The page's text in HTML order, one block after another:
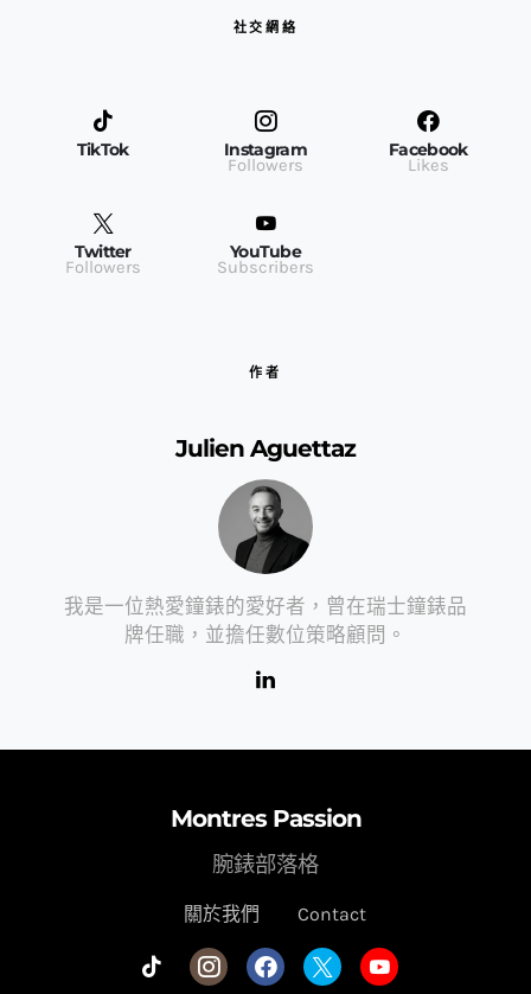
社交網絡
TikTok Instagram
Followers
Facebook
Likes
Twitter
Followers
YouTube
Subscribers
作者
Julien Aguettaz
我是一位熱愛鐘錶的愛好者，曾在瑞士鐘錶品
牌任職，並擔任數位策略顧問。
Montres Passion
關於我們 Contact
腕錶部落格